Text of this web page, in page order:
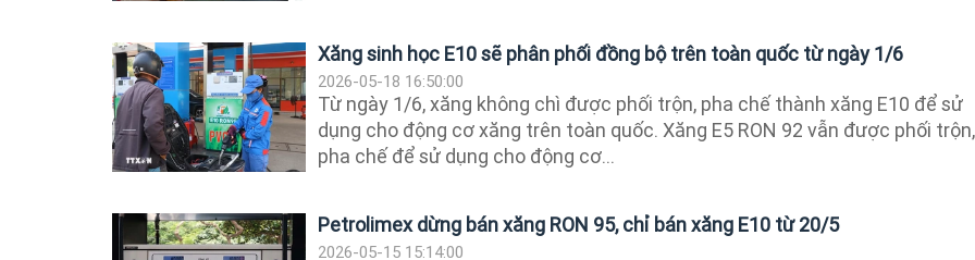
Xăng sinh học E10 sẽ phân phối đồng bộ trên toàn quốc từ ngày 1/6
2026-05-18 16:50:00
Từ ngày 1/6, xăng không chì được phối trộn, pha chế thành xăng E10 để sử
dụng cho động cơ xăng trên toàn quốc. Xăng E5 RON 92 vẫn được phối trộn,
pha chế để sử dụng cho động cơ...
Petrolimex dừng bán xăng RON 95, chỉ bán xăng E10 từ 20/5
2026-05-15 15:14:00